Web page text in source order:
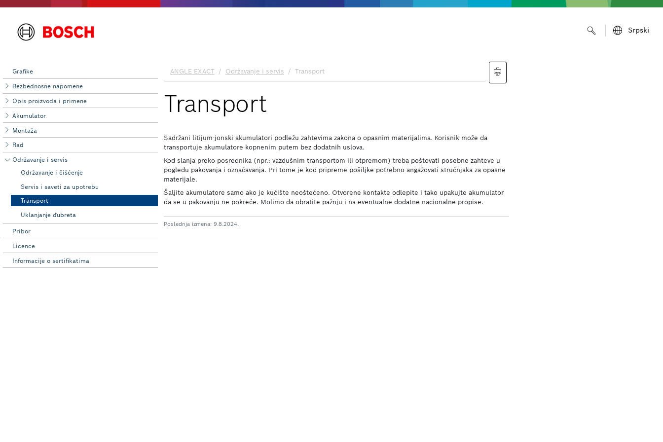
Srpski
Grafike
Bezbednosne napomene
Opis proizvoda i primene
Akumulator
Montaža
Rad
Održavanje i servis
Održavanje i čišćenje
Servis i saveti za upotrebu
Transport
Uklanjanje đubreta
Pribor
Licence
Informacije o sertifikatima